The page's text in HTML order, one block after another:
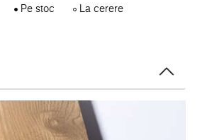
Pe stoc La cerere